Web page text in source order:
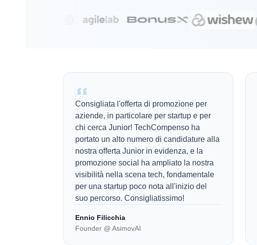
Consigliata l'offerta di promozione per
aziende, in particolare per startup e per
chi cerca Junior! TechCompenso ha
portato un alto numero di candidature alla
nostra offerta Junior in evidenza, e la
promozione social ha ampliato la nostra
visibilità nella scena tech, fondamentale
per una startup poco nota all'inizio del
suo percorso. Consigliatissimo!
Ennio Filicchia
Founder @ AsimovAI